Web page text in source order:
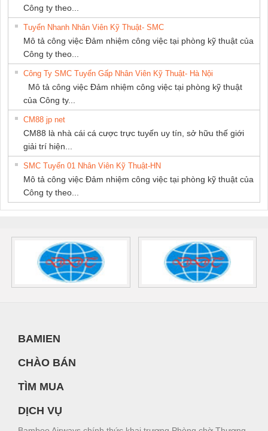
Công ty theo...
Tuyển Nhanh Nhân Viên Kỹ Thuật- SMC
Mô tả công việc Đảm nhiệm công việc tại phòng kỹ thuật của
Công ty theo...
Công Ty SMC Tuyển Gấp Nhân Viên Kỹ Thuật- Hà Nội
Mô tả công việc Đảm nhiệm công việc tại phòng kỹ thuật
của Công ty...
CM88 jp net
CM88 là nhà cái cá cược trực tuyến uy tín, sở hữu thế giới
giải trí hiện...
SMC Tuyển 01 Nhân Viên Kỹ Thuật-HN
Mô tả công việc Đảm nhiệm công việc tại phòng kỹ thuật của
Công ty theo...
BAMIEN
CHÀO BÁN
TÌM MUA
DỊCH VỤ